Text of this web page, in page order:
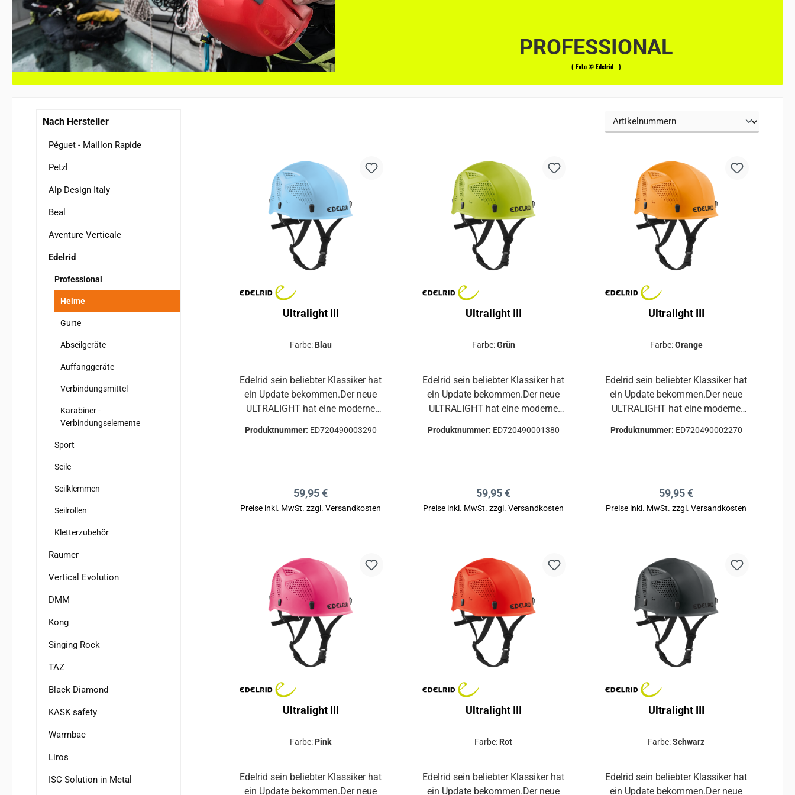
PROFESSIONAL
( Foto © Edelrid )
Nach Hersteller
Péguet - Maillon Rapide
Petzl
Alp Design Italy
Beal
Aventure Verticale
Edelrid
Professional
Helme
Gurte
Abseilgeräte
Auffanggeräte
Verbindungsmittel
Karabiner -
Verbindungselemente
Sport
Seile
Seilklemmen
Seilrollen
Kletterzubehör
Raumer
Vertical Evolution
DMM
Kong
Singing Rock
TAZ
Black Diamond
KASK safety
Warmbac
Liros
ISC Solution in Metal
Ultralight III
Farbe: Blau
Edelrid sein beliebter Klassiker hat
ein Update bekommen.Der neue
ULTRALIGHT hat eine moderne
ein neues, austausch- und
ultimative Helm für kommerzielle
Einrichtungen, wie Kletterschulen
Belüftungsöffnungen sorgen für
einen kontinuierlichen
LuftaustauschBefestigungshaken
für StirnlampeEinheitsgröße:
Passt für einen Kopfumfang von
54 - 60 cmKomfortabel
gepolstertes Tragesystem mit
antibakteriellem Bandmaterial
Produktnummer: ED720490003290
Regulärer Preis:
59,95 €
Preise inkl. MwSt. zzgl. Versandkosten
Ultralight III
Farbe:Grün
Edelrid sein beliebter Klassiker hat
ein Update bekommen.Der neue
ULTRALIGHT hat eine moderne
ein neues, austausch- und
ultimative Helm für kommerzielle
Einrichtungen, wie Kletterschulen
Belüftungsöffnungen sorgen für
einen kontinuierlichen
LuftaustauschBefestigungshaken
für StirnlampeEinheitsgröße:
Passt für einen Kopfumfang von
54 - 60 cmKomfortabel
gepolstertes Tragesystem mit
antibakteriellem Bandmaterial
Produktnummer: ED720490001380
Regulärer Preis:
59,95 €
Preise inkl. MwSt. zzgl. Versandkosten
Ultralight III
Farbe:Orange
Edelrid sein beliebter Klassiker hat
ein Update bekommen.Der neue
ULTRALIGHT hat eine moderne
ein neues, austausch- und
ultimative Helm für kommerzielle
Einrichtungen, wie Kletterschulen
Belüftungsöffnungen sorgen für
einen kontinuierlichen
LuftaustauschBefestigungshaken
für StirnlampeEinheitsgröße:
Passt für einen Kopfumfang von
54 - 60 cmKomfortabel
gepolstertes Tragesystem mit
antibakteriellem Bandmaterial
Produktnummer: ED720490002270
Regulärer Preis:
59,95 €
Preise inkl. MwSt. zzgl. Versandkosten
Ultralight III
Farbe: Pink
Edelrid sein beliebter Klassiker hat
ein Update bekommen.Der neue
Ultralight III
Farbe: Rot
Edelrid sein beliebter Klassiker hat
ein Update bekommen.Der neue
Ultralight III
Farbe:Schwarz
Edelrid sein beliebter Klassiker hat
ein Update bekommen.Der neue